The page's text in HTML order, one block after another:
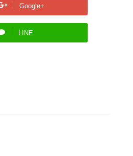
Google+
LINE